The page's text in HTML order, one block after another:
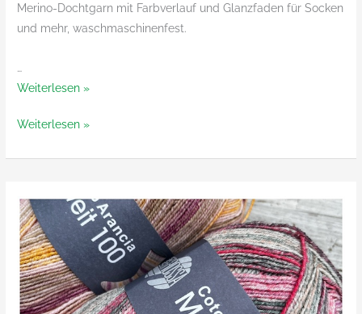
Merino-Dochtgarn mit Farbverlauf und Glanzfaden für Socken
und mehr, waschmaschinenfest.
…
Meilenweit
Merino
Weiterlesen »
Meilenweit
Mix
Sparks
Weiterlesen »